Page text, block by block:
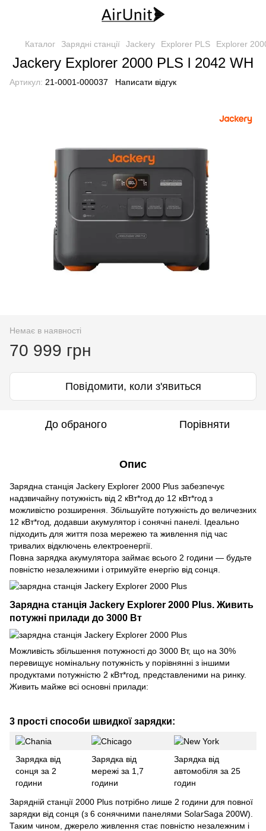
Каталог Зарядні станції Jackery Explorer PLS Explorer
Jackery Explorer 2000 PLS l 2042 WH
Артикул: 21-0001-000037 Написати відгук
Немає в наявності
70 999 грн
Повідомити, коли з'явиться
До обраного Порівняти
Опис
Зарядна станція Jackery Explorer 2000 Plus забезпечує
надзвичайну потужність від 2 кВт*год до 12 кВт*год з
можливістю розширення. Збільшуйте потужність до величезних
12 кВт*год, додавши акумулятор і сонячні панелі. Ідеально
підходить для життя поза мережею та живлення під час
тривалих відключень електроенергії.
Повна зарядка акумулятора займає всього 2 години — будьте
повністю незалежними і отримуйте енергію від сонця.
Зарядна станція Jackery Explorer 2000 Plus. Живить
потужні прилади до 3000 Вт
Можливість збільшення потужності до 3000 Вт, що на 30%
перевищує номінальну потужність у порівнянні з іншими
продуктами потужністю 2 кВт*год, представленими на ринку.
Живить майже всі основні прилади:
3 прості способи швидкої зарядки:
Зарядка від
сонця за 2
години
Зарядка від
мережі за 1,7
години
Зарядка від
автомобіля за 25
годин
Зарядній станції 2000 Plus потрібно лише 2 години для повної
зарядки від сонця (з 6 сонячними панелями SolarSaga 200W).
Таким чином, джерело живлення стає повністю незалежним і